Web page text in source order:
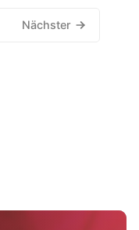
Nächster